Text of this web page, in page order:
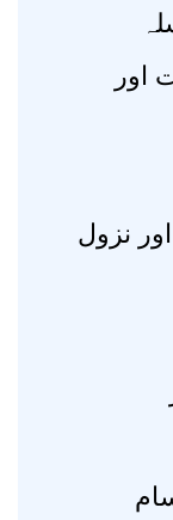
اور
نزول